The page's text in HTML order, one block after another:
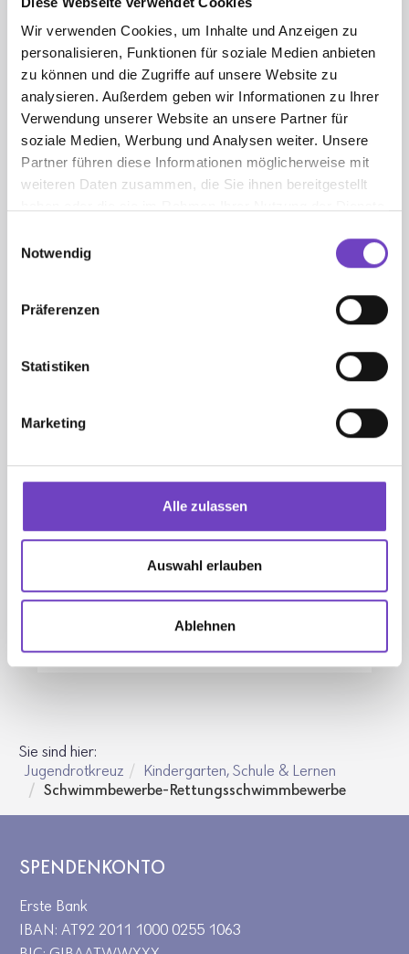
Wir verwenden Cookies, um Inhalte und Anzeigen zu
personalisieren, Funktionen für soziale Medien anbieten
zu können und die Zugriffe auf unsere Website zu
analysieren. Außerdem geben wir Informationen zu Ihrer
Verwendung unserer Website an unsere Partner für
soziale Medien, Werbung und Analysen weiter. Unsere
Partner führen diese Informationen möglicherweise mit
weiteren Daten zusammen, die Sie ihnen bereitgestellt
Notwendig
Präferenzen
Statistiken
Marketing
Alle zulassen
Auswahl erlauben
Ablehnen
Meisterschaften im Rettungsschwimmen der ARGE
„Österreichisches Wasserrettungswesen“ können
Rettungsschwimmer:innen in unterschiedlichen Disziplinen
ihr Können unter Beweis stellen. Neben Einzeldisziplinen
wie Retten einer Puppe mit Flossen und Gurtretter,
Surfrace oder Boardrace wird in den Rettungsschwimm-
Staffelbewerben auch die Leistung des gesamten Teams
bewertet.
Informationen zu den Bewerben im Schwimmen und
Rettungsschwimmern erhalten Sie in Ihrer ÖJRK-
auswählen.
IHR KONTAKT
Direktkontakt in die Landesleitungen
DOWNLOADS
Rettungsschwimmen Wettkampfregelwerk
Sie sind hier:
Jugendrotkreuz
Kindergarten, Schule & Lernen
Schwimmbewerbe-Rettungsschwimmbewerbe
SPENDENKONTO
Erste Bank
IBAN: AT92 2011 1000 0255 1063